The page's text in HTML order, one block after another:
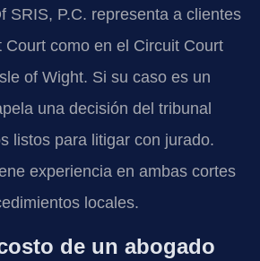
SRIS, P.C. representa a clientes
Court como en el Circuit Court
of Wight. Si su caso es un
una decisión del tribunal
listos para litigar con jurado.
experiencia en ambas cortes
locales.
de un abogado